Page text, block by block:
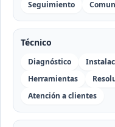
Seguimiento
Técnico
Diagnóstico
Herramientas
Atención a clientes